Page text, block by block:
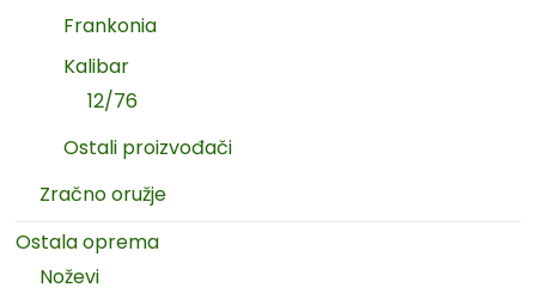
Frankonia
Kalibar
12/76
Ostali proizvođači
Zračno oružje
Ostala oprema
Noževi